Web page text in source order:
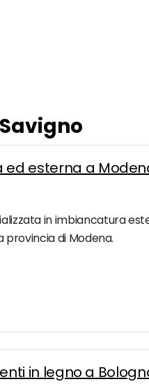
esterna a
in imbiancatura
di Modena.
in legno a